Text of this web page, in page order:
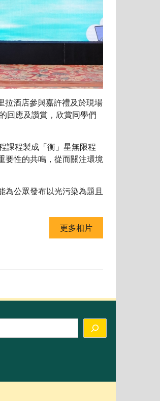
酒店參與嘉許禮及於現場
回應及讚賞，欣賞同學們
課程製成「衡」星無限程
要性的共鳴，從而關注環境
公眾發布以光污染為題且
更多相片